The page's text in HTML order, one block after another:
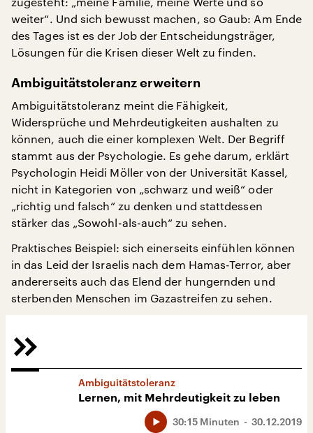
weiter“. Und sich bewusst machen, so Gaub: Am Ende
des Tages ist es der Job der Entscheidungsträger,
Lösungen für die Krisen dieser Welt zu finden.
Ambiguitätstoleranz erweitern
Ambiguitätstoleranz meint die Fähigkeit,
Widersprüche und Mehrdeutigkeiten aushalten zu
können, auch die einer komplexen Welt. Der Begriff
stammt aus der Psychologie. Es gehe darum, erklärt
Psychologin Heidi Möller von der Universität Kassel,
nicht in Kategorien von „schwarz und weiß“ oder
„richtig und falsch“ zu denken und stattdessen
stärker das „Sowohl-als-auch“ zu sehen.
Praktisches Beispiel: sich einerseits einfühlen können
in das Leid der Israelis nach dem Hamas-Terror, aber
andererseits auch das Elend der hungernden und
sterbenden Menschen im Gazastreifen zu sehen.
Ambiguitätstoleranz
Lernen, mit Mehrdeutigkeit zu leben
30.12.2019
30:15 Minuten